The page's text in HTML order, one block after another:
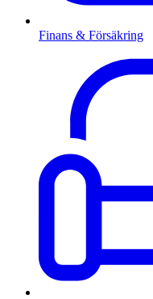
Finans & Försäkring